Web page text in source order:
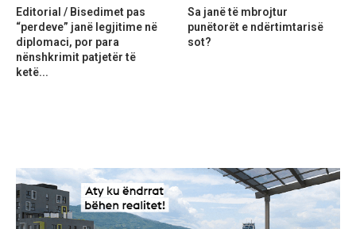
Editorial / Bisedimet pas
“perdeve” janë legjitime në
diplomaci, por para
nënshkrimit patjetër të
ketë...
Sa janë të mbrojtur
punëtorët e ndërtimtarisë
sot?